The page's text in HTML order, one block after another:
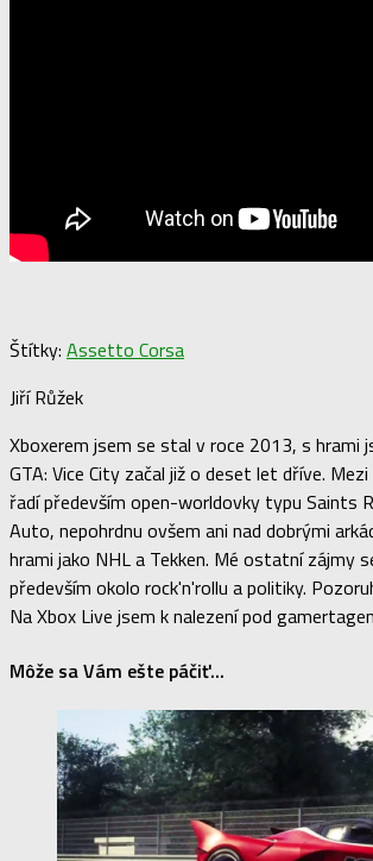
Štítky: Assetto Corsa
Jiří Růžek
Xboxerem jsem se stal v roce 2013, s hrami
GTA: Vice City začal již o deset let dříve.
řadí především open-worldovky typu Saints
Auto, nepohrdnu ovšem ani nad dobrými
hrami jako NHL a Tekken. Mé ostatní zájmy
především okolo rock'n'rollu a politiky.
Na Xbox Live jsem k nalezení pod
Môže sa Vám ešte páčiť...